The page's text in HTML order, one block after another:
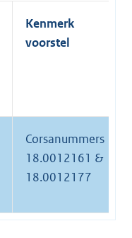
Kenmerk
voorstel
Corsanummers
18.0012161 &
18.0012177